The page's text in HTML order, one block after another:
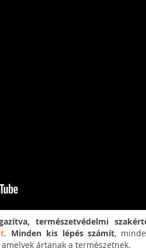
természetvédelmi
. Minden kis lépés számít,
ártanak a természetnek.